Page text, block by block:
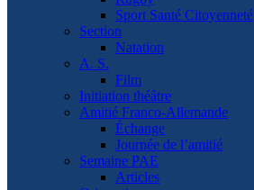
Sport Santé Citoyenneté
Section
Natation
A. S.
Film
Initiation théâtre
Amitié Franco-Allemande
Échange
Journée de l’amitié
Semaine PAE
Articles